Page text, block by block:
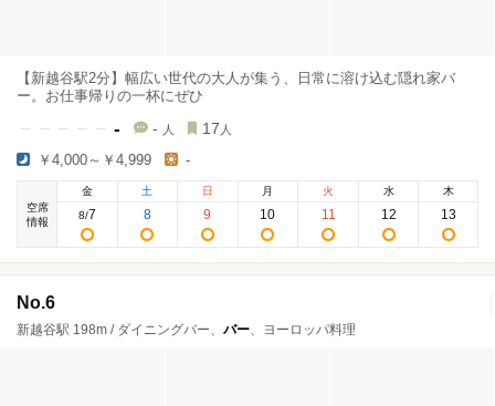
【新越谷駅2分】幅広い世代の大人が集う、日常に溶け込む隠れ家バ
ー。お仕事帰りの一杯にぜひ
- - 人 17 人
￥4,000～￥4,999 -
空席
情報
金
8/7
土
8
日
9
月
10
火
11
水
12
木
13
No.6
新越谷駅 198m / ダイニングバー、 バー、ヨーロッパ料理